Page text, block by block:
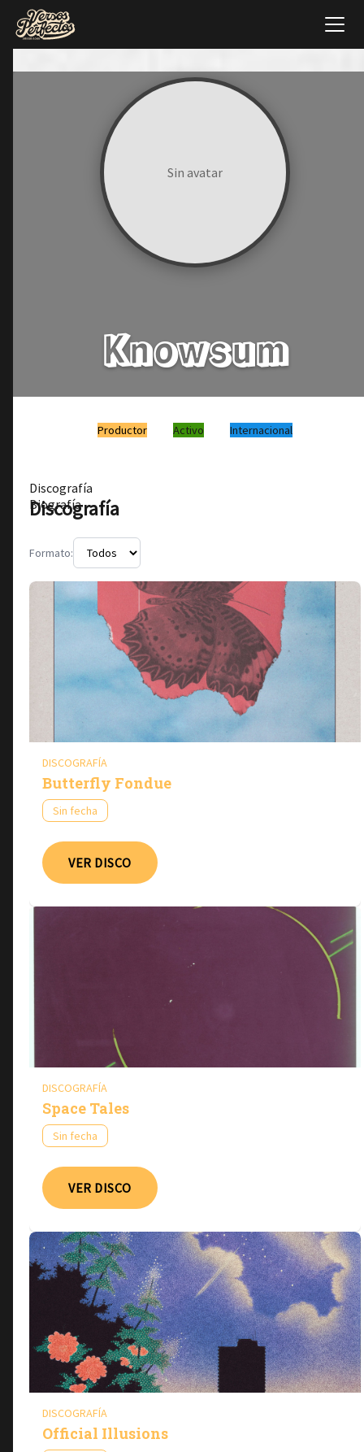
Sin avatar
Knowsum
Productor Activo Internacional
Discografía
Biografía
Discografía
Formato:
DISCOGRAFÍA
Butterfly Fondue
Sin fecha
VER DISCO
DISCOGRAFÍA
Space Tales
Sin fecha
VER DISCO
DISCOGRAFÍA
Official Illusions